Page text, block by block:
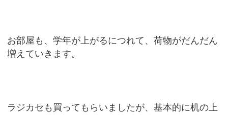
お部屋も、学年が上がるにつれて、荷物がだんだん
増えていきます。
ラジカセも買ってもらいましたが、基本的に机の上